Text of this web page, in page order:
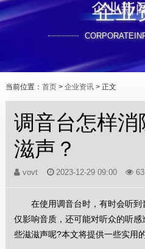
企业
当前位置： 首页> 企业资讯> 正文
调音台怎样消
滋声？
vovt 2023-12-29 09:00
在使用调音台时，有时会听到
仅影响音质，还可能对听众的听
些滋滋声呢?本文将提供一些实用的